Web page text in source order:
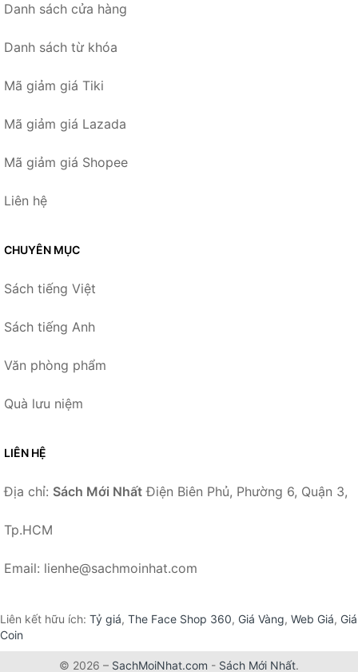
Danh sách cửa hàng
Danh sách từ khóa
Mã giảm giá Tiki
Mã giảm giá Lazada
Mã giảm giá Shopee
Liên hệ
CHUYÊN MỤC
Sách tiếng Việt
Sách tiếng Anh
Văn phòng phẩm
Quà lưu niệm
LIÊN HỆ
Địa chỉ: Sách Mới Nhất Điện Biên Phủ, Phường 6, Quận 3,
Tp.HCM
Email: lienhe@sachmoinhat.com
Liên kết hữu ích: Tỷ giá, The Face Shop 360, Giá Vàng, Web Giá, Giá
Coin
© 2026 – SachMoiNhat.com - Sách Mới Nhất.